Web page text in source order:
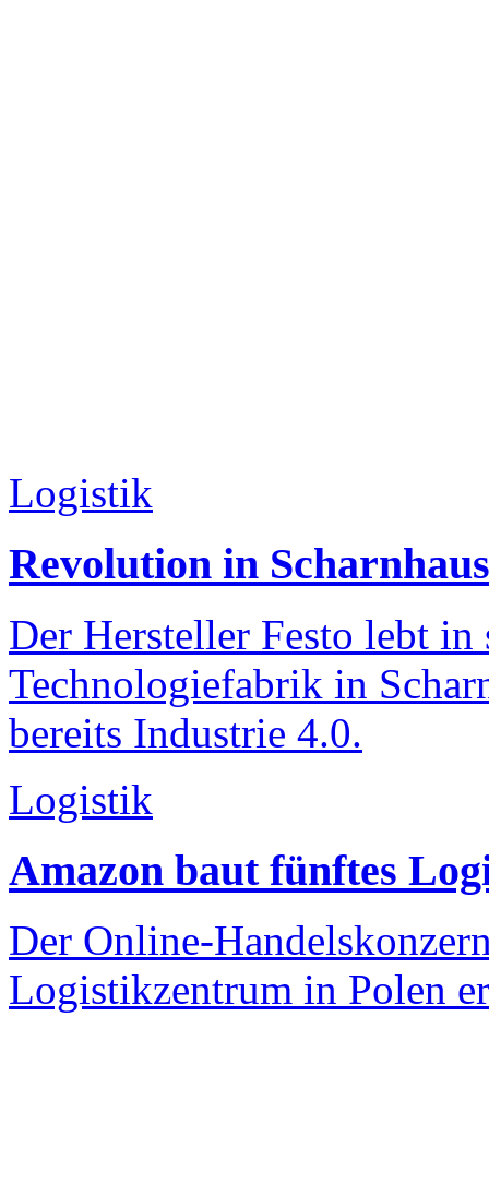
Logistik
Revolution in
Der Hersteller Festo lebt
Technologiefabrik in
bereits Industrie 4.0.
Logistik
Amazon baut fünftes
Der Online-
Logistikzentrum in Polen